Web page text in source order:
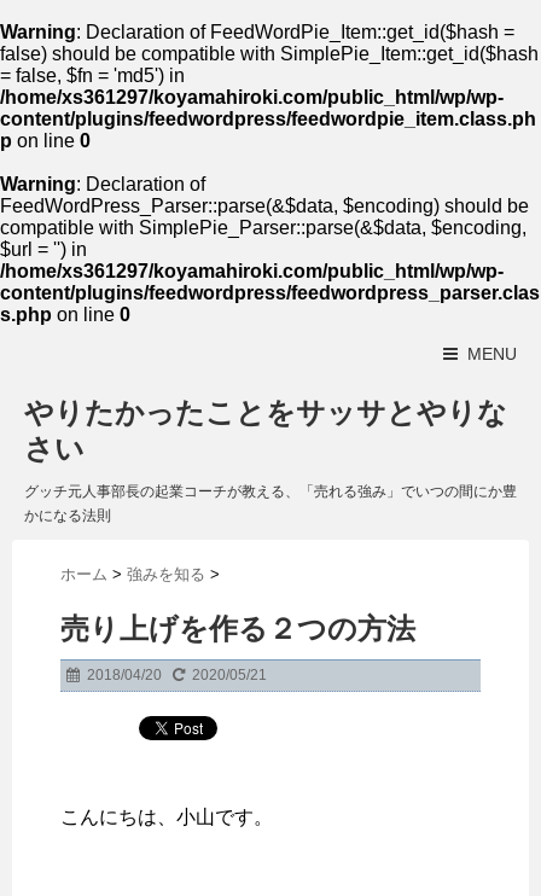
Warning: Declaration of FeedWordPie_Item::get_id($hash =
false) should be compatible with SimplePie_Item::get_id($hash
= false, $fn = 'md5') in
/home/xs361297/koyamahiroki.com/public_html/wp/wp-
content/plugins/feedwordpress/feedwordpie_item.class.ph
p on line 0
Warning: Declaration of
FeedWordPress_Parser::parse(&$data, $encoding) should be
compatible with SimplePie_Parser::parse(&$data, $encoding,
$url = '') in
/home/xs361297/koyamahiroki.com/public_html/wp/wp-
content/plugins/feedwordpress/feedwordpress_parser.clas
s.php on line 0
MENU
やりたかったことをサッサとやりな
さい
グッチ元人事部長の起業コーチが教える、「売れる強み」でいつの間にか豊
かになる法則
ホーム > 強みを知る >
売り上げを作る２つの方法
2018/04/20 2020/05/21
こんにちは、小山です。